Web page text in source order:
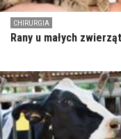
CHIRURGIA
Rany u małych